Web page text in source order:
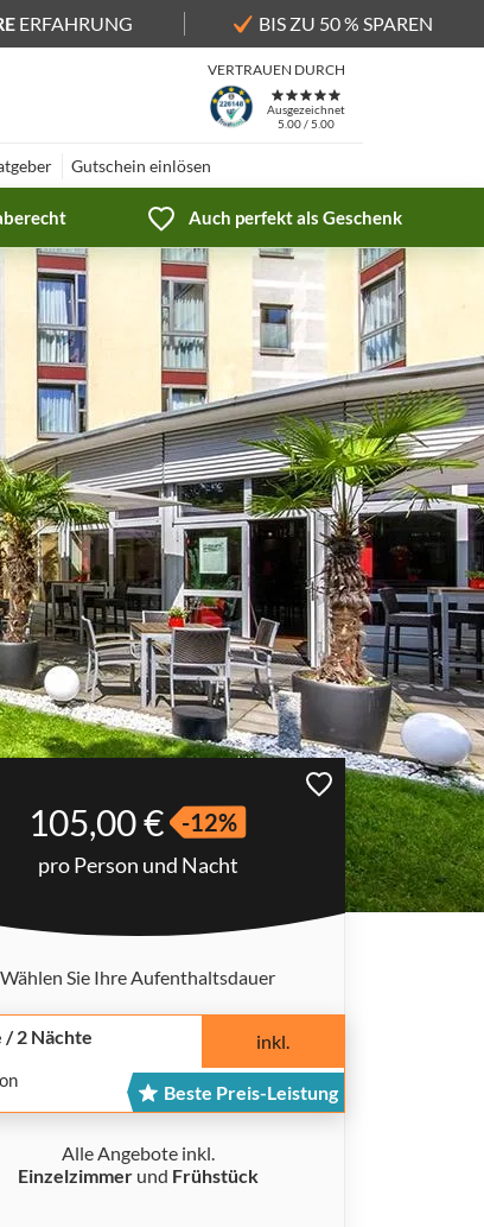
ERFAHRUNG BIS ZU 50 % SPAREN
VERTRAUEN DURCH
Ausgezeichnet
5.00 / 5.00
Gutschein einlösen
Auch perfekt als Geschenk
105,00 € -12%
pro Person und Nacht
Wählen Sie Ihre Aufenthaltsdauer
/ 2 Nächte inkl.
Beste Preis-Leistung
Alle Angebote inkl.
Einzelzimmer und Frühstück